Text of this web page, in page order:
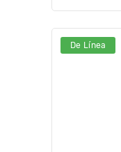
De Línea